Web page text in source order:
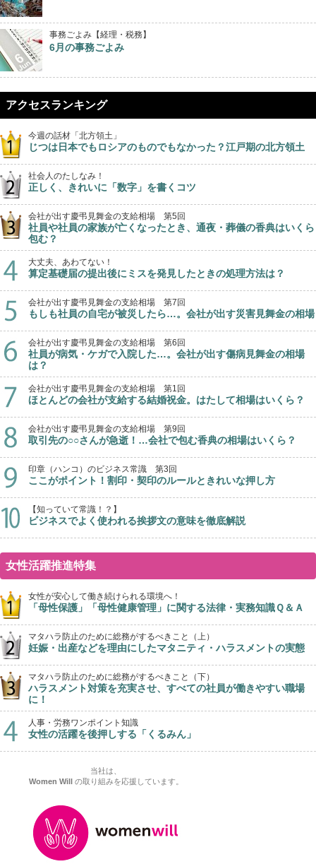
事務ごよみ【経理・税務】
6月の事務ごよみ
アクセスランキング
今週の話材「北方領土」
じつは日本でもロシアのものでもなかった？江戸期の北方領土
社会人のたしなみ！
正しく、きれいに「数字」を書くコツ
会社が出す慶弔見舞金の支給相場 第5回
社員や社員の家族が亡くなったとき、通夜・葬儀の香典はいくら
包む？
大丈夫、あわてない！
算定基礎届の提出後にミスを発見したときの処理方法は？
会社が出す慶弔見舞金の支給相場 第7回
もしも社員の自宅が被災したら…。会社が出す災害見舞金の相場
会社が出す慶弔見舞金の支給相場 第6回
社員が病気・ケガで入院した…。会社が出す傷病見舞金の相場
は？
会社が出す慶弔見舞金の支給相場 第1回
ほとんどの会社が支給する結婚祝金。はたして相場はいくら？
会社が出す慶弔見舞金の支給相場 第9回
取引先の○○さんが急逝！…会社で包む香典の相場はいくら？
印章（ハンコ）のビジネス常識 第3回
ここがポイント！割印・契印のルールときれいな押し方
【知っていて常識！？】
ビジネスでよく使われる挨拶文の意味を徹底解説
女性活躍推進特集
女性が安心して働き続けられる環境へ！
「母性保護」「母性健康管理」に関する法律・実務知識Ｑ＆Ａ
マタハラ防止のために総務がするべきこと（上）
妊娠・出産などを理由にしたマタニティ・ハラスメントの実態
マタハラ防止のために総務がするべきこと（下）
ハラスメント対策を充実させ、すべての社員が働きやすい職場
に！
人事・労務ワンポイント知識
女性の活躍を後押しする「くるみん」
当社は、
Women Willの取り組みを応援しています。